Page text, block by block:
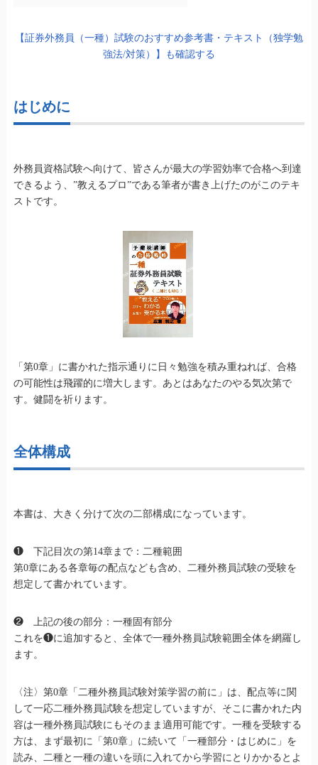
【証券外務員（一種）試験のおすすめ参考書・テキスト（独学勉
強法/対策）】も確認する
はじめに
外務員資格試験へ向けて、皆さんが最大の学習効率で合格へ到達
できるよう、”教えるプロ”である筆者が書き上げたのがこのテキ
ストです。
「第0章」に書かれた指示通りに日々勉強を積み重ねれば、合格
の可能性は飛躍的に増大します。あとはあなたのやる気次第で
す。健闘を祈ります。
全体構成
本書は、大きく分けて次の二部構成になっています。
❶ 下記目次の第14章まで：二種範囲
第0章にある各章毎の配点なども含め、二種外務員試験の受験を
想定して書かれています。
❷ 上記の後の部分：一種固有部分
これを❶に追加すると、全体で一種外務員試験範囲全体を網羅し
ます。
〈注〉第0章「二種外務員試験対策学習の前に」は、配点等に関
して一応二種外務員試験を想定していますが、そこに書かれた内
容は一種外務員試験にもそのまま適用可能です。一種を受験する
方は、まず最初に「第0章」に続いて「一種部分・はじめに」を
読み、二種と一種の違いを頭に入れてから学習にとりかかるとよ